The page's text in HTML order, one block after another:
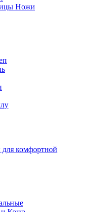
Ножи
для комфортной